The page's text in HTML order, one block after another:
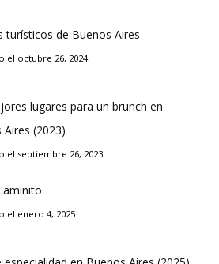
turísticos de Buenos Aires
el octubre 26, 2024
lugares para un brunch en
Aires (2023)
el septiembre 26, 2023
el enero 4, 2025